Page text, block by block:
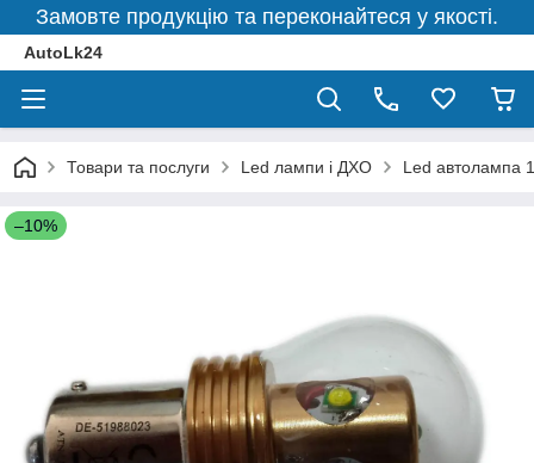
Замовте продукцію та переконайтеся у якості.
AutoLk24
Товари та послуги Led лампи і ДХО Led автолампа
–10%